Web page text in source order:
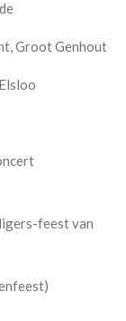
Groot Genhout
feest van